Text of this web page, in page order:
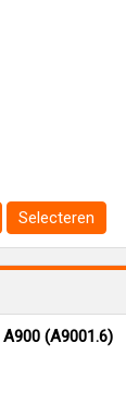
Selecteren
A900 (A9001.6)